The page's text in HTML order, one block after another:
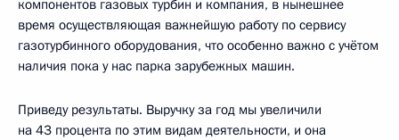
компонентов газовых турбин и компания, в нынешнее
время осуществляющая важнейшую работу по сервису
газотурбинного оборудования, что особенно важно с учётом
наличия пока у нас парка зарубежных машин.
Приведу результаты. Выручку за год мы увеличили
на 43 процента по этим видам деятельности, и она